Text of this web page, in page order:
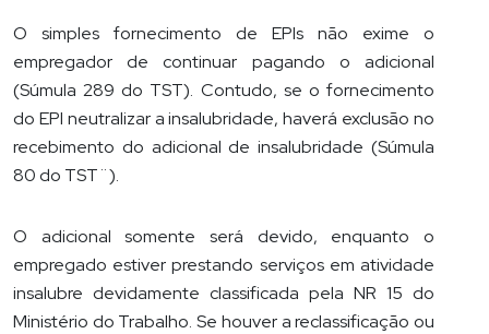
O simples fornecimento de EPIs não exime o
empregador de continuar pagando o adicional
(Súmula 289 do TST). Contudo, se o fornecimento
do EPI neutralizar a insalubridade, haverá exclusão no
recebimento do adicional de insalubridade (Súmula
80 do TST¨).
O adicional somente será devido, enquanto o
empregado estiver prestando serviços em atividade
insalubre devidamente classificada pela NR 15 do
Ministério do Trabalho. Se houver a reclassificação ou